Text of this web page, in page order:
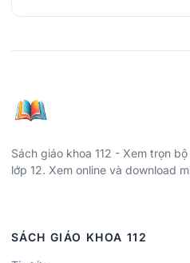
Sách giáo khoa 112 - Xem trọn
lớp 12. Xem online và download
SÁCH GIÁO KHOA 112